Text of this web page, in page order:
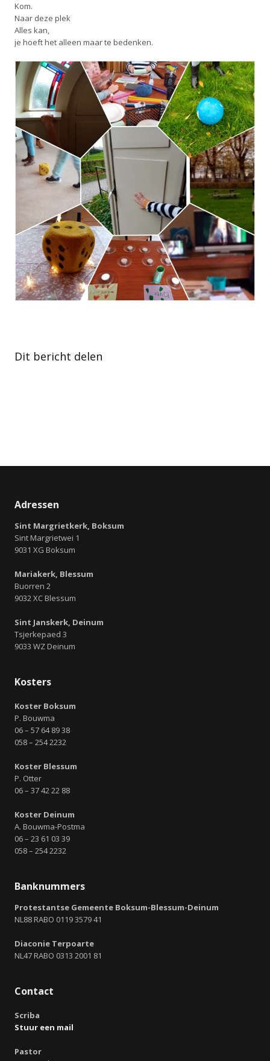
Kom.
Naar deze plek
Alles kan,
je hoeft het alleen maar te bedenken.
Dit bericht delen
Adressen
Sint Margrietkerk, Boksum
Sint Margrietwei 1
9031 XG Boksum
Mariakerk, Blessum
Buorren 2
9032 XC Blessum
Sint Janskerk, Deinum
Tsjerkepaed 3
9033 WZ Deinum
Kosters
Koster Boksum
P. Bouwma
06 – 57 64 89 38
058 – 254 2232
Koster Blessum
P. Otter
06 – 37 42 22 88
Koster Deinum
A. Bouwma-Postma
06 – 23 61 03 39
058 – 254 2232
Banknummers
Protestantse Gemeente Boksum-Blessum-Deinum
NL88 RABO 0119 3579 41
Diaconie Terpoarte
NL47 RABO 0313 2001 81
Contact
Scriba
Stuur een mail
Pastor